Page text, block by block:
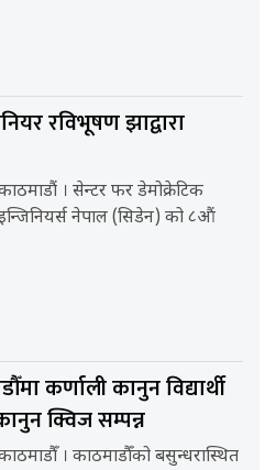
रविभूषण झाद्वारा
। सेन्टर फर डेमोक्रेटिक
नेपाल (सिडेन) को ८औं
कर्णाली कानुन विद्यार्थी
क्विज सम्पन्न
। काठमाडौँको बसुन्धरास्थित